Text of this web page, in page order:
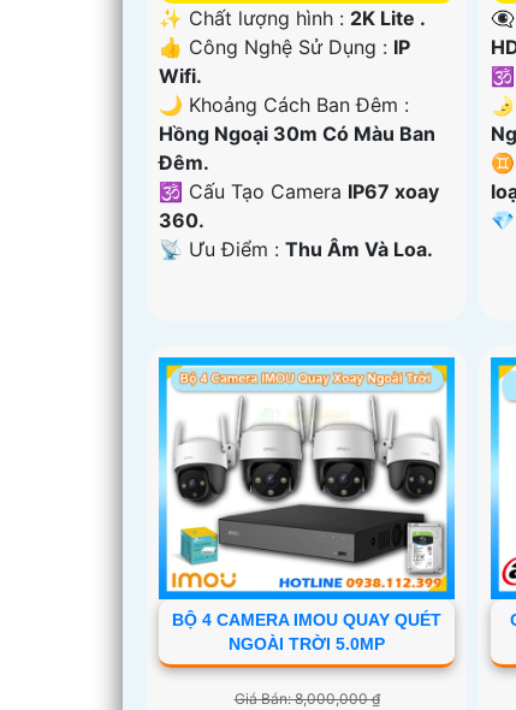
✨ Chất lượng hình : 2K Lite .
👍 Công Nghệ Sử Dụng : IP
Wifi.
🌙 Khoảng Cách Ban Đêm :
Hồng Ngoại 30m Có Màu Ban
Ðêm.
🕉️ Cấu Tạo Camera IP67 xoay
360.
️📡 Ưu Điểm : Thu Âm Và Loa.
🕉️
BỘ 4 CAMERA IMOU QUAY QUÉT
NGOÀI TRỜI 5.0MP
Giá Bán: 8,000,000 ₫